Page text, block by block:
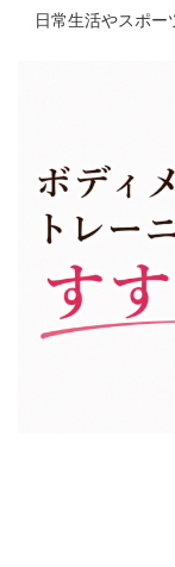
日常生活やスポー